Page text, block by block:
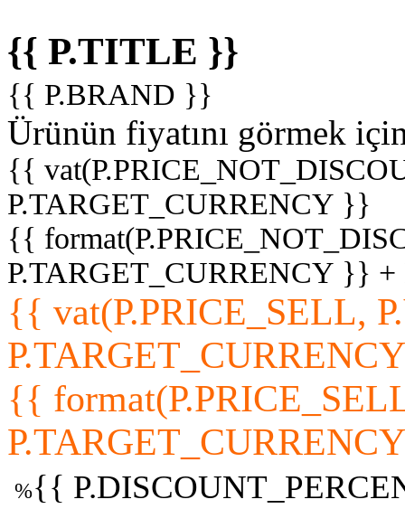
{{ P.TITLE }}
{{ P.BRAND }}
Ürünün fiyatını görmek
{{
P.TARGET_CURRENCY }}
{{
P.TARGET_CURRENCY }}
{{ vat(P.PRICE_SELL,
{{
%{{